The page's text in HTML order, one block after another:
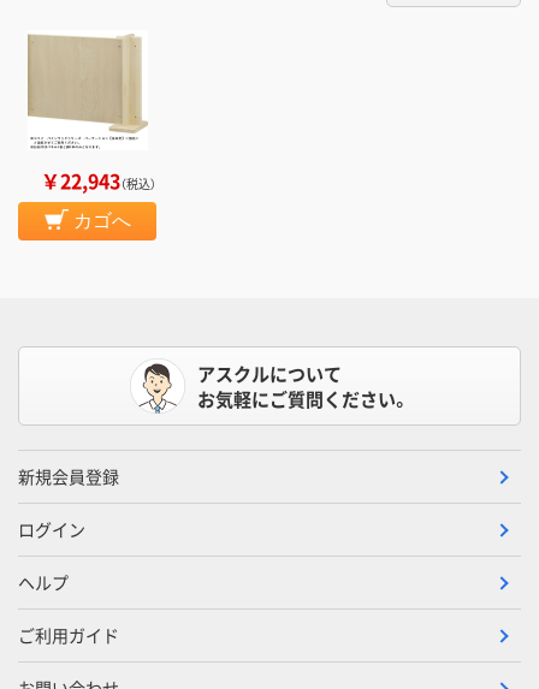
￥22,943（税込）
カゴへ
アスクルについて
お気軽にご質問ください。
新規会員登録
ログイン
ヘルプ
ご利用ガイド